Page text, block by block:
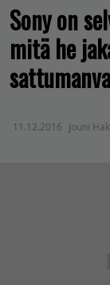
Sony on
mitä he
11.12.2016 Jouni